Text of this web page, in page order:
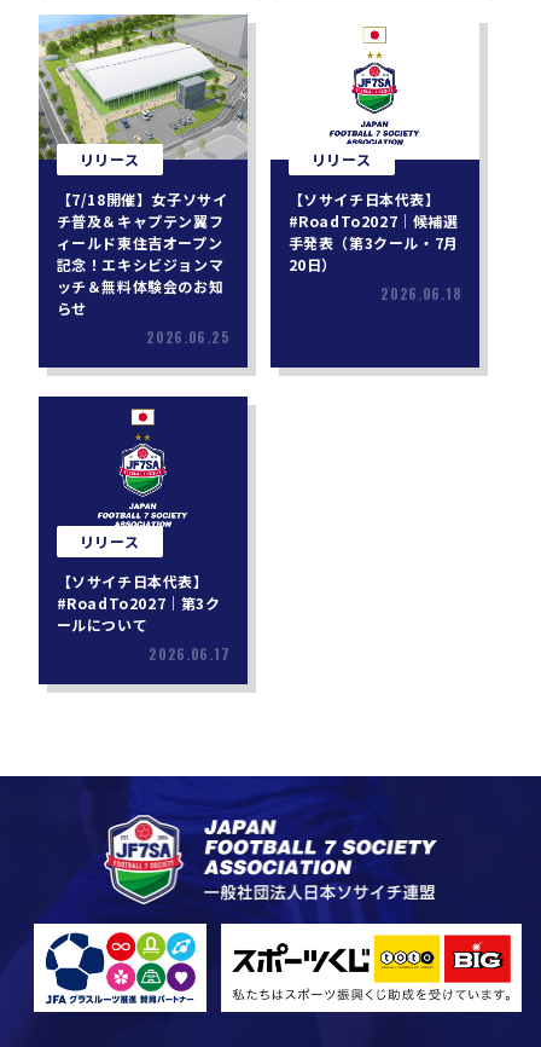
リリース
【7/18開催】女子ソサイ
チ普及＆キャプテン翼フ
ィールド東住吉オープン
記念！エキシビジョンマ
ッチ＆無料体験会のお知
らせ
2026.06.25
リリース
【ソサイチ日本代表】
#RoadTo2027｜候補選
手発表（第3クール・7月
20日）
2026.06.18
リリース
【ソサイチ日本代表】
#RoadTo2027｜第3ク
ールについて
2026.06.17